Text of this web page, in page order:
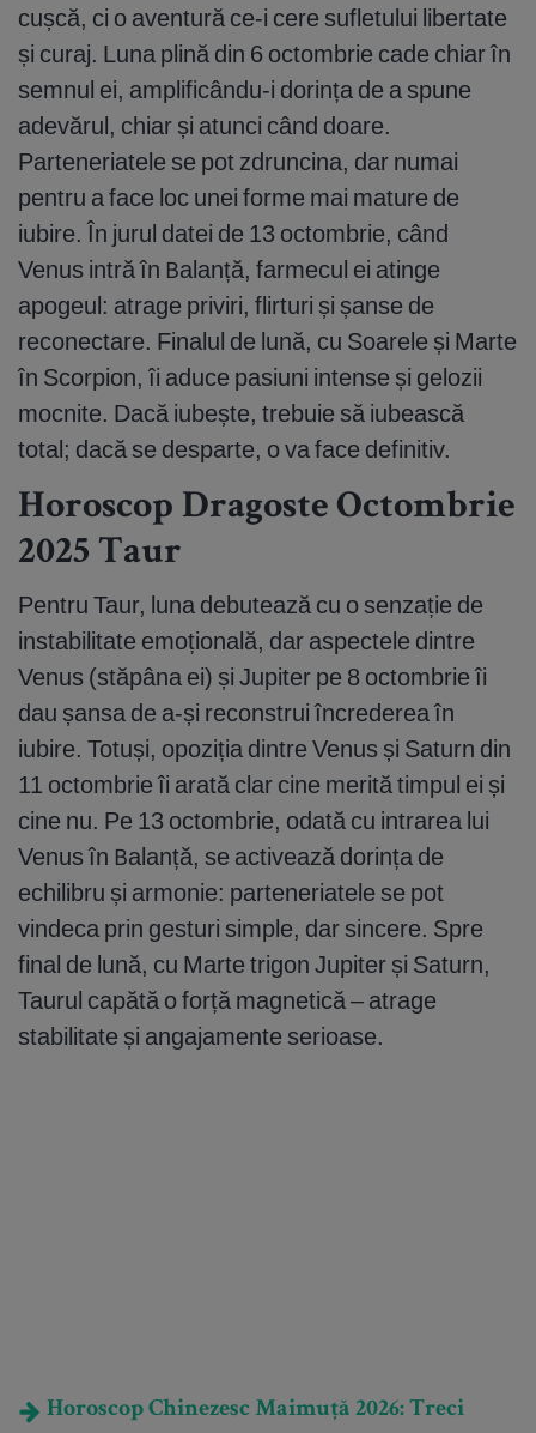
cușcă, ci o aventură ce-i cere sufletului libertate
și curaj. Luna plină din 6 octombrie cade chiar în
semnul ei, amplificându-i dorința de a spune
adevărul, chiar și atunci când doare.
Parteneriatele se pot zdruncina, dar numai
pentru a face loc unei forme mai mature de
iubire. În jurul datei de 13 octombrie, când
Venus intră în Balanță, farmecul ei atinge
apogeul: atrage priviri, flirturi și șanse de
reconectare. Finalul de lună, cu Soarele și Marte
în Scorpion, îi aduce pasiuni intense și gelozii
mocnite. Dacă iubește, trebuie să iubească
total; dacă se desparte, o va face definitiv.
Horoscop Dragoste Octombrie
2025 Taur
Pentru Taur, luna debutează cu o senzație de
instabilitate emoțională, dar aspectele dintre
Venus (stăpâna ei) și Jupiter pe 8 octombrie îi
dau șansa de a-și reconstrui încrederea în
iubire. Totuși, opoziția dintre Venus și Saturn din
11 octombrie îi arată clar cine merită timpul ei și
cine nu. Pe 13 octombrie, odată cu intrarea lui
Venus în Balanță, se activează dorința de
echilibru și armonie: parteneriatele se pot
vindeca prin gesturi simple, dar sincere. Spre
final de lună, cu Marte trigon Jupiter și Saturn,
Taurul capătă o forță magnetică – atrage
stabilitate și angajamente serioase.
Horoscop Chinezesc Maimuță 2026: Treci